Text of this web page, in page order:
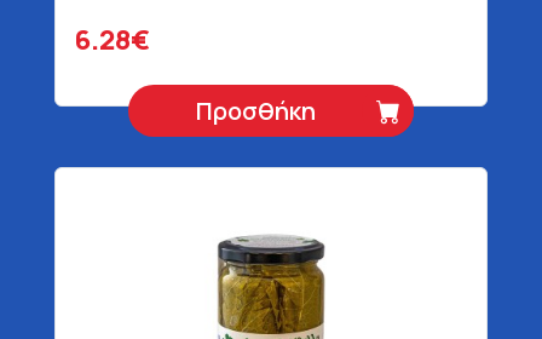
6.28€
Προσθήκη